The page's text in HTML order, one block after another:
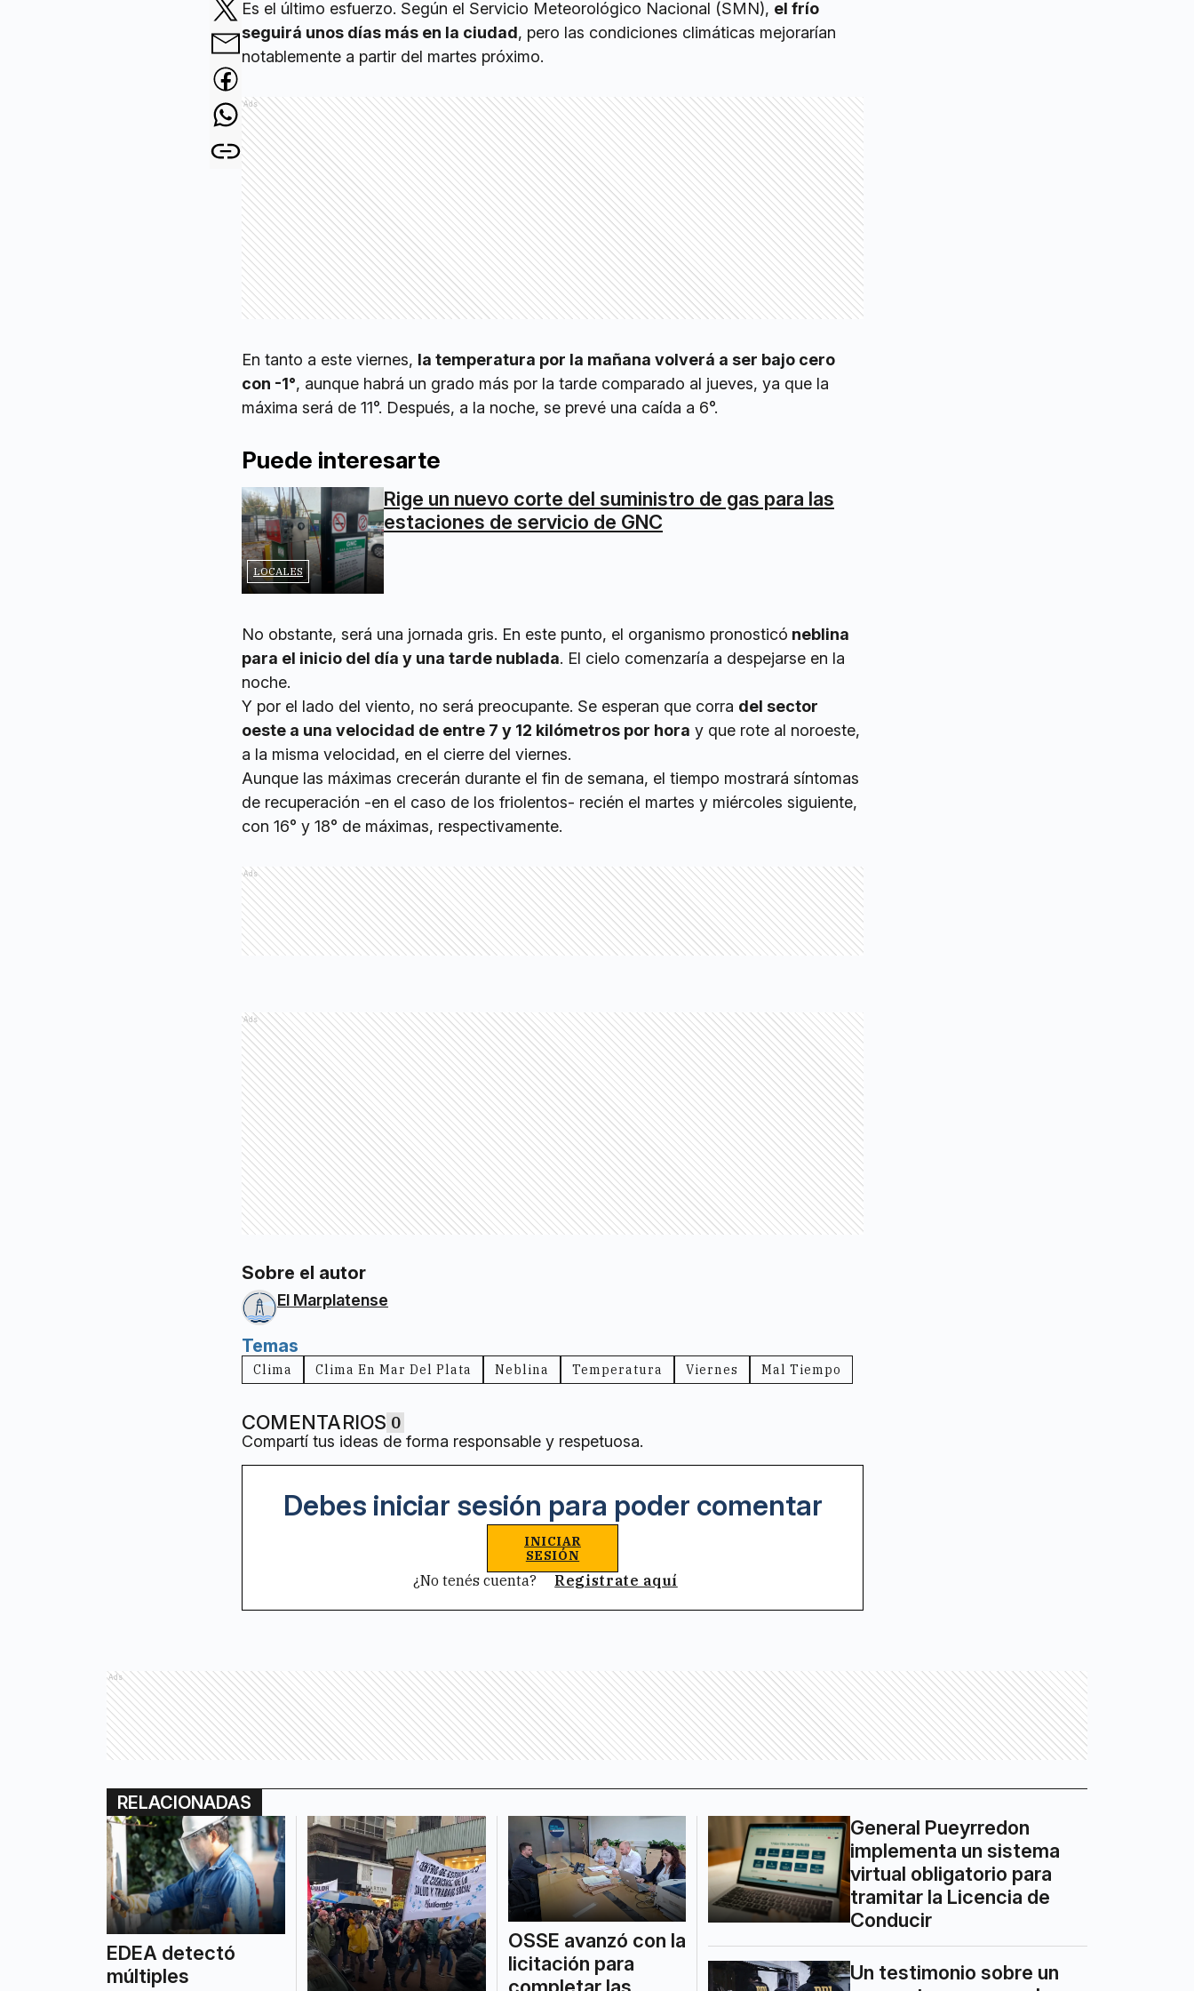
Es el último esfuerzo. Según el Servicio Meteorológico Nacional (SMN), el frío
seguirá unos días más en la ciudad, pero las condiciones climáticas mejorarían
notablemente a partir del martes próximo.
Ads
En tanto a este viernes, la temperatura por la mañana volverá a ser bajo cero
con -1°, aunque habrá un grado más por la tarde comparado al jueves, ya que la
máxima será de 11°. Después, a la noche, se prevé una caída a 6°.
Puede interesarte
LOCALES
Rige un nuevo corte del suministro de gas para las
estaciones de servicio de GNC
No obstante, será una jornada gris. En este punto, el organismo pronosticó neblina
para el inicio del día y una tarde nublada. El cielo comenzaría a despejarse en la
noche.
Y por el lado del viento, no será preocupante. Se esperan que corra del sector
oeste a una velocidad de entre 7 y 12 kilómetros por hora y que rote al noroeste,
a la misma velocidad, en el cierre del viernes.
Aunque las máximas crecerán durante el fin de semana, el tiempo mostrará síntomas
de recuperación -en el caso de los friolentos- recién el martes y miércoles siguiente,
con 16° y 18° de máximas, respectivamente.
Ads
Ads
Sobre el autor
El Marplatense
Temas
Clima Clima En Mar Del Plata Neblina Temperatura Viernes Mal Tiempo
COMENTARIOS 0
Compartí tus ideas de forma responsable y respetuosa.
Debes iniciar sesión para poder comentar
INICIAR
SESIÓN
¿No tenés cuenta? Registrate aquí
Ads
RELACIONADAS
EDEA detectó
múltiples
OSSE avanzó con la
licitación para
General Pueyrredon
implementa un sistema
virtual obligatorio para
tramitar la Licencia de
Conducir
Un testimonio sobre un